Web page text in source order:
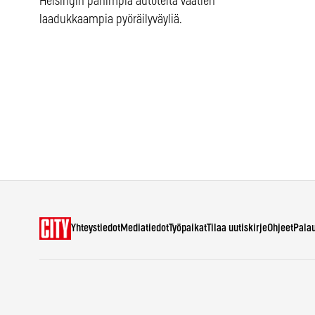
laadukkaampia pyöräilyväyliä.
YhteystiedotMediatiedotTyöpaikatTilaa uutiskirjeOhjeet